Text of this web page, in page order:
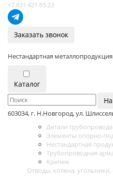
+7 831 421 65 23
Заказать звонок
Нестандартная
Каталог
603034, г. Н.Новгород, ул.
Детали трубопровода
Элементы опорно-
Нестандартная
Трубопроводная
Крепеж
Отводы, колена, угольники,